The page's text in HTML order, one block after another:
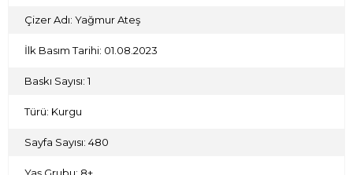
Çizer Adı: Yağmur Ateş
İlk Basım Tarihi: 01.08.2023
Baskı Sayısı: 1
Türü: Kurgu
Sayfa Sayısı: 480